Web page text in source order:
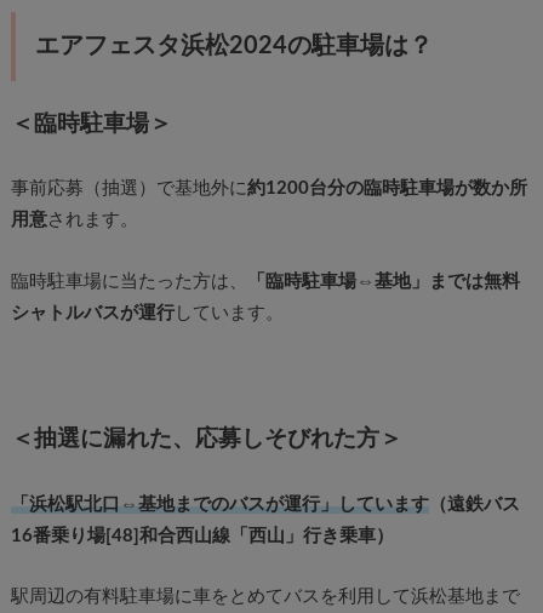
エアフェスタ浜松2024の駐車場は？
＜臨時駐車場＞
事前応募（抽選）で基地外に約1200台分の臨時駐車場が数か所
用意されます。
臨時駐車場に当たった方は、
「臨時駐車場⇔基地」までは無料
シャトルバスが運行しています。
＜抽選に漏れた、応募しそびれた方＞
「浜松駅北口⇔基地までのバスが運行」しています（遠鉄バス
16番乗り場[48]和合西山線「西山」行き乗車）
駅周辺の有料駐車場に車をとめてバスを利用して浜松基地まで